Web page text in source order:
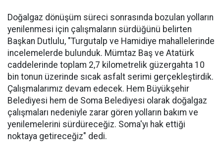
Doğalgaz dönüşüm süreci sonrasında bozulan yolların
yenilenmesi için çalışmaların sürdüğünü belirten
Başkan Dutlulu, "Turgutalp ve Hamidiye mahallelerinde
incelemelerde bulunduk. Mümtaz Baş ve Atatürk
caddelerinde toplam 2,7 kilometrelik güzergahta 10
bin tonun üzerinde sıcak asfalt serimi gerçekleştirdik.
Çalışmalarımız devam edecek. Hem Büyükşehir
Belediyesi hem de Soma Belediyesi olarak doğalgaz
çalışmaları nedeniyle zarar gören yolların bakım ve
yenilemelerini sürdüreceğiz. Soma'yı hak ettiği
noktaya getireceğiz" dedi.